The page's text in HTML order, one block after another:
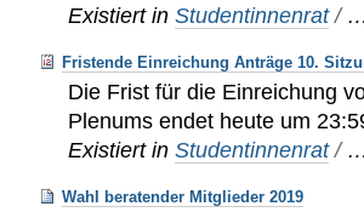
Existiert in Studentinnenrat /
Fristende Einreichung Anträge 10.
Die Frist für die Einreichung
Plenums endet heute um
Existiert in Studentinnenrat /
Wahl beratender Mitglieder 2019